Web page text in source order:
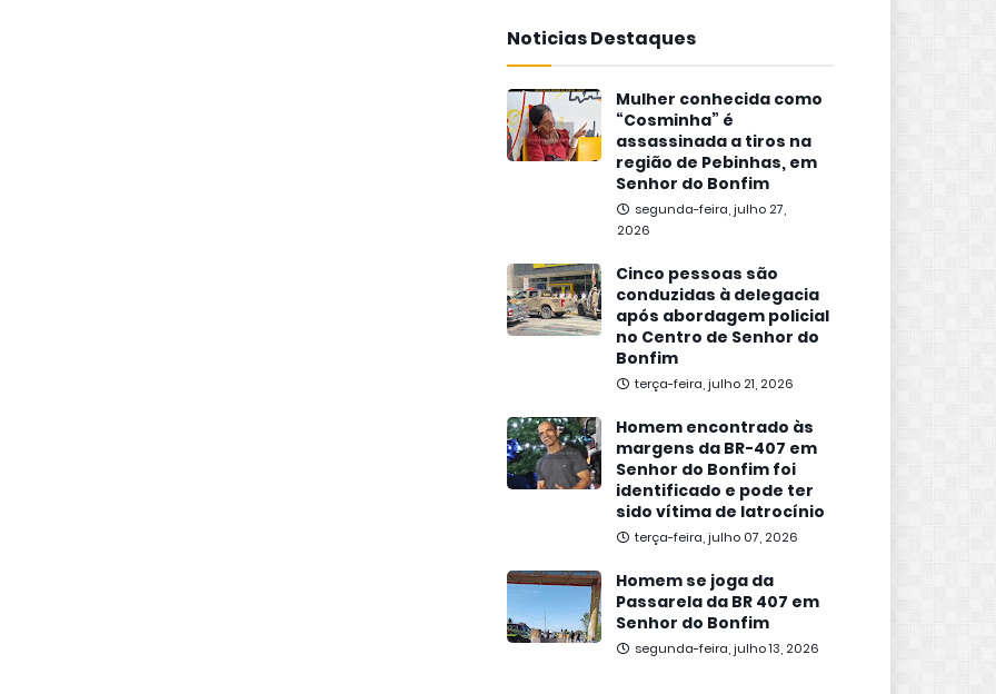
Noticias Destaques
Mulher conhecida como
“Cosminha” é
assassinada a tiros na
região de Pebinhas, em
Senhor do Bonfim
segunda-feira, julho 27,
2026
Cinco pessoas são
conduzidas à delegacia
após abordagem policial
no Centro de Senhor do
Bonfim
terça-feira, julho 21, 2026
Homem encontrado às
margens da BR-407 em
Senhor do Bonfim foi
identificado e pode ter
sido vítima de latrocínio
terça-feira, julho 07, 2026
Homem se joga da
Passarela da BR 407 em
Senhor do Bonfim
segunda-feira, julho 13, 2026